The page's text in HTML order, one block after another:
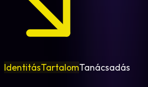
IdentitásTartalomTanácsadás